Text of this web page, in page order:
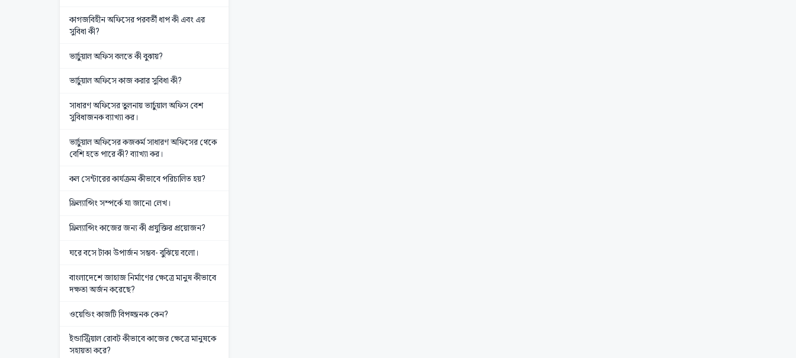
কাগজবিহীন অফিসের পরবর্তী ধাপ কী এবং এর
সুবিধা কী?
ভার্চুয়াল অফিস বলতে কী বুঝায়?
ভার্চুয়াল অফিসে কাজ করার সুবিধা কী?
সাধারণ অফিসের তুলনায় ভার্চুয়াল অফিস বেশ
সুবিধাজনক ব্যাখ্যা কর।
ভার্চুয়াল অফিসের কজকর্ম সাধারণ অফিসের থেকে
বেশি হতে পারে কী? ব্যাখ্যা কর।
কল সেন্টারের কার্যক্রম কীভাবে পরিচালিত হয়?
ফ্রিল্যান্সিং সম্পর্কে যা জানো লেখ।
ফ্রিল্যান্সিং কাজের জন্য কী প্রযুক্তির প্রয়োজন?
ঘরে বসে টাকা উপার্জন সম্ভব- বুঝিয়ে বলো।
বাংলাদেশে জাহাজ নির্মাণের ক্ষেত্রে মানুষ কীভাবে
দক্ষতা অর্জন করেছে?
ওয়েন্ডিং কাজটি বিপজ্জনক কেন?
ইন্ডাস্ট্রিয়াল রোবট কীভাবে কাজের ক্ষেত্রে মানুষকে
সহায়তা করে?